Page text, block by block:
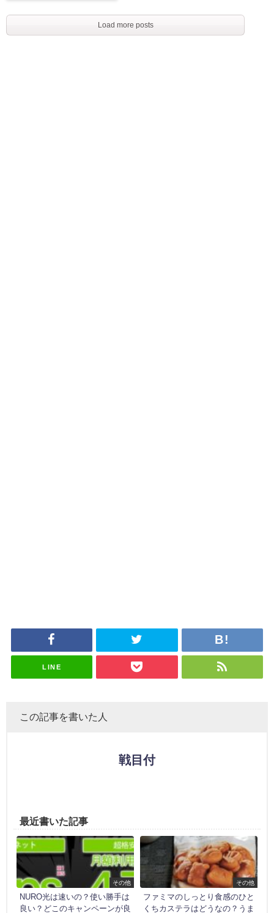
Load more posts
LINE
この記事を書いた人
戦目付
最近書いた記事
その他
NURO光は速いの？使い勝手は
良い？どこのキャンペーンが良
その他
ファミマのしっとり食感のひと
くちカステラはどうなの？うま